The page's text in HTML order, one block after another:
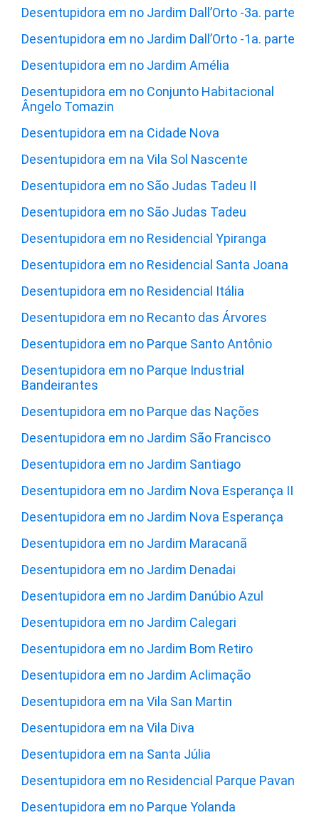
Desentupidora em no Jardim Dall’Orto -3a. parte
Desentupidora em no Jardim Dall’Orto -1a. parte
Desentupidora em no Jardim Amélia
Desentupidora em no Conjunto Habitacional
Ângelo Tomazin
Desentupidora em na Cidade Nova
Desentupidora em na Vila Sol Nascente
Desentupidora em no São Judas Tadeu II
Desentupidora em no São Judas Tadeu
Desentupidora em no Residencial Ypiranga
Desentupidora em no Residencial Santa Joana
Desentupidora em no Residencial Itália
Desentupidora em no Recanto das Árvores
Desentupidora em no Parque Santo Antônio
Desentupidora em no Parque Industrial
Bandeirantes
Desentupidora em no Parque das Nações
Desentupidora em no Jardim São Francisco
Desentupidora em no Jardim Santiago
Desentupidora em no Jardim Nova Esperança II
Desentupidora em no Jardim Nova Esperança
Desentupidora em no Jardim Maracanã
Desentupidora em no Jardim Denadai
Desentupidora em no Jardim Danúbio Azul
Desentupidora em no Jardim Calegari
Desentupidora em no Jardim Bom Retiro
Desentupidora em no Jardim Aclimação
Desentupidora em na Vila San Martin
Desentupidora em na Vila Diva
Desentupidora em na Santa Júlia
Desentupidora em no Residencial Parque Pavan
Desentupidora em no Parque Yolanda